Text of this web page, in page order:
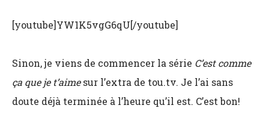
[youtube]YW1K5vgG6qU[/youtube]
Sinon, je viens de commencer la série C’est comme
ça que je t’aimesur l’extra de tou.tv. Je l’ai sans
doute déjà terminée à l’heure qu’il est. C’est bon!